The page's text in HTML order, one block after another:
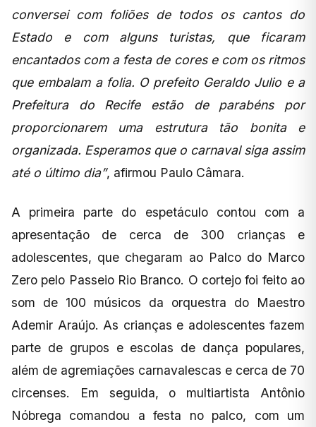
conversei com foliões de todos os cantos do
Estado e com alguns turistas, que ficaram
encantados com a festa de cores e com os ritmos
que embalam a folia. O prefeito Geraldo Julio e a
Prefeitura do Recife estão de parabéns por
proporcionarem uma estrutura tão bonita e
organizada. Esperamos que o carnaval siga assim
até o último dia”, afirmou Paulo Câmara.
A primeira parte do espetáculo contou com a
apresentação de cerca de 300 crianças e
adolescentes, que chegaram ao Palco do Marco
Zero pelo Passeio Rio Branco. O cortejo foi feito ao
som de 100 músicos da orquestra do Maestro
Ademir Araújo. As crianças e adolescentes fazem
parte de grupos e escolas de dança populares,
além de agremiações carnavalescas e cerca de 70
circenses. Em seguida, o multiartista Antônio
Nóbrega comandou a festa no palco, com um